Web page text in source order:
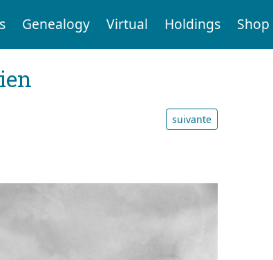
Genealogy Virtual Holdings Shop
suivante